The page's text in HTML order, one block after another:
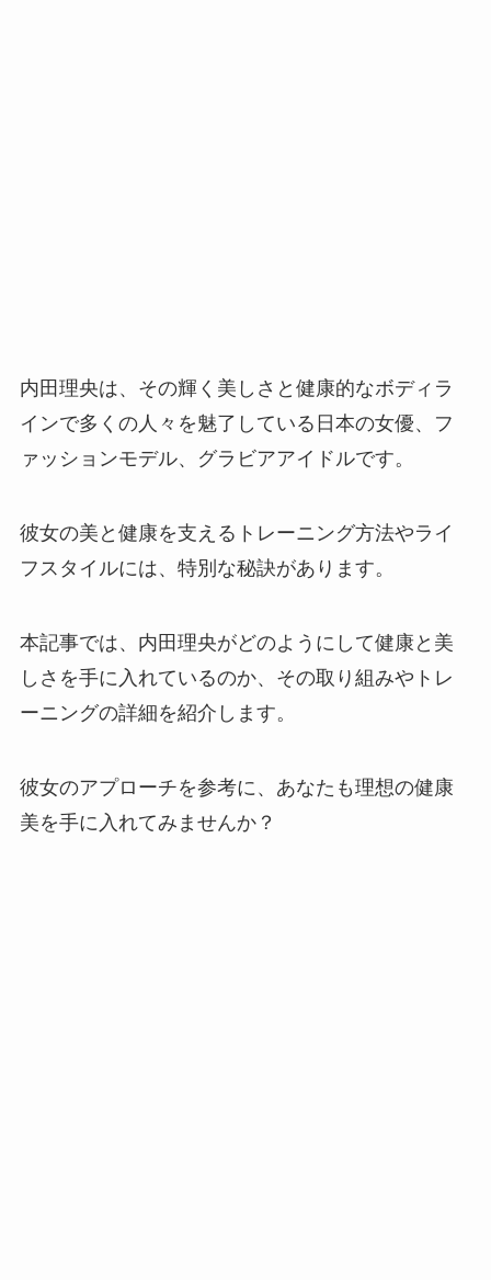
内田理央は、その輝く美しさと健康的なボディラ
インで多くの人々を魅了している日本の女優、フ
ァッションモデル、グラビアアイドルです。
彼女の美と健康を支えるトレーニング方法やライ
フスタイルには、特別な秘訣があります。
本記事では、内田理央がどのようにして健康と美
しさを手に入れているのか、その取り組みやトレ
ーニングの詳細を紹介します。
彼女のアプローチを参考に、あなたも理想の健康
美を手に入れてみませんか？